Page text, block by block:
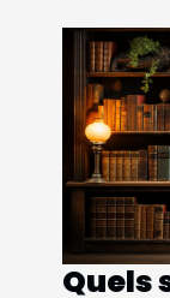
Quels